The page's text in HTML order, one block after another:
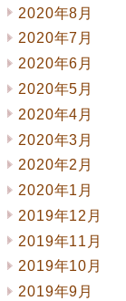
2020年8月
2020年7月
2020年6月
2020年5月
2020年4月
2020年3月
2020年2月
2020年1月
2019年12月
2019年11月
2019年10月
2019年9月